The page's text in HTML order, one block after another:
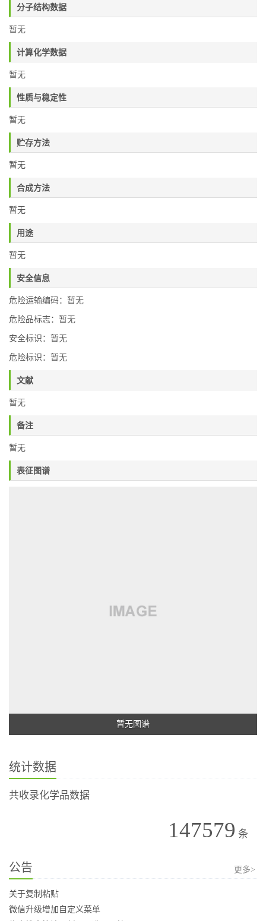
分子结构数据
暂无
计算化学数据
暂无
性质与稳定性
暂无
贮存方法
暂无
合成方法
暂无
用途
暂无
安全信息
危险运输编码：暂无
危险品标志：暂无
安全标识：暂无
危险标识：暂无
文献
暂无
备注
暂无
表征图谱
暂无图谱
统计数据
共收录化学品数据
147579 条
公告 更多>
关于复制粘贴
微信升级增加自定义菜单